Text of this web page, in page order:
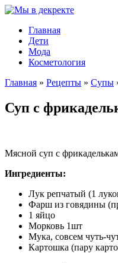
Главная
Дети
Мода
Косметология
Главная » Рецепты » Супы
Суп с
Мясной суп с
Ингредиенты:
Лук репчатый (1
Фарш из говядины
1 яйцо
Морковь 1шт
Мука, совсем чуть-
Картошка (пару